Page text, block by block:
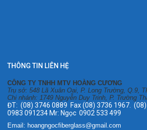
THÔNG TIN LIÊN HỆ
CÔNG TY TNHH MTV HOÀNG CƯƠNG
Trụ sở: 548 Lã Xuân Oai, P. Long Trường, Q.9,
Chi nhánh: 1749 Nguyễn Duy Trinh, P. Trường
ĐT: (08) 3746 0889 Fax (08) 3736 1967.
0983 091234 Mr: Ngọc 0902 533 499
Email: hoangngocfiberglass@gmail.com